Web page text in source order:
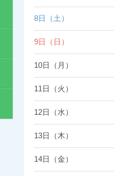
8日（土）
9日（日）
10日（月）
11日（火）
12日（水）
13日（木）
14日（金）